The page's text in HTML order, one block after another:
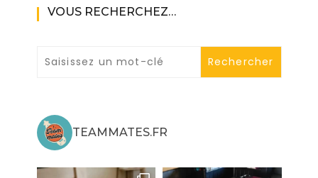
VOUS RECHERCHEZ…
TEAMMATES.FR